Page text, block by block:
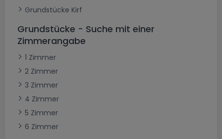
Grundstücke Kirf
Grundstücke - Suche mit einer
Zimmerangabe
1 Zimmer
2 Zimmer
3 Zimmer
4 Zimmer
5 Zimmer
6 Zimmer